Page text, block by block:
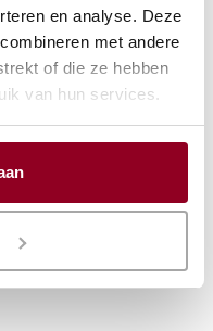
en analyse. Deze
met andere
of die ze hebben
van hun services.